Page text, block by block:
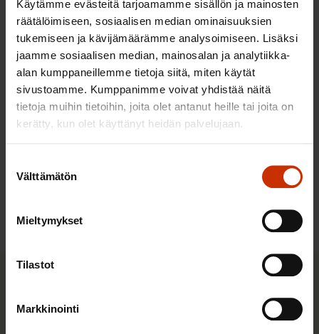
Käytämme evästeitä tarjoamamme sisällön ja mainosten
räätälöimiseen, sosiaalisen median ominaisuuksien
tukemiseen ja kävijämäärämme analysoimiseen. Lisäksi
jaamme sosiaalisen median, mainosalan ja analytiikka-
alan kumppaneillemme tietoja siitä, miten käytät
sivustoamme. Kumppanimme voivat yhdistää näitä
tietoja muihin tietoihin, joita olet antanut heille tai joita on
kerätty, kun olet käyttänyt heidän palvelujaan.
valinta
Välttämätön
Mieltymykset
Tilastot
Markkinointi
Halpa työ, kallis hinta: ulkomaisten
työntekijöiden työperäinen
hyväksikäyttö ja sen kitkeminen -
selvityksen julkaisu